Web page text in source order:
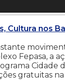
Cultura nos
Fepasa, a
Cidade
gratuitas